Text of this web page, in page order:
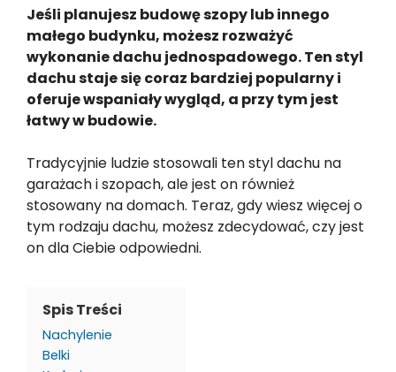
Jeśli planujesz budowę szopy lub innego
małego budynku, możesz rozważyć
wykonanie dachu jednospadowego. Ten styl
dachu staje się coraz bardziej popularny i
oferuje wspaniały wygląd, a przy tym jest
łatwy w budowie.
Tradycyjnie ludzie stosowali ten styl dachu na
garażach i szopach, ale jest on również
stosowany na domach. Teraz, gdy wiesz więcej o
tym rodzaju dachu, możesz zdecydować, czy jest
on dla Ciebie odpowiedni.
Spis Treści
Nachylenie
Belki